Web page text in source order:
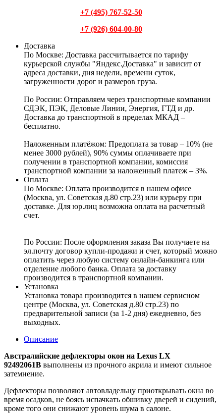
+7 (495) 767-52-50
+7 (926) 604-00-80
Доставка
По Москве: Доставка рассчитывается по тарифу
курьерской службы "Яндекс.Доставка" и зависит от
адреса доставки, дня недели, времени суток,
загруженности дорог и размеров груза.
По России: Отправляем через транспортные компании
СДЭК, ПЭК, Деловые Линии, Энергия, ГТД и др.
Доставка до транспортной в пределах МКАД –
бесплатно.
Наложенным платёжом: Предоплата за товар – 10% (не
менее 3000 рублей), 90% суммы оплачиваете при
получении в транспортной компании, комиссия
транспортной компании за наложенный платеж – 3%.
Оплата
По Москве: Оплата производится в нашем офисе
(Москва, ул. Советская д.80 стр.23) или курьеру при
доставке. Для юр.лиц возможна оплата на расчетный
счет.
По России: После оформления заказа Вы получаете на
эл.почту договор купли-продажи и счет, который можно
оплатить через любую систему онлайн-банкинга или
отделение любого банка. Оплата за доставку
производится в транспортной компании.
Установка
Установка товара производится в нашем сервисном
центре (Москва, ул. Советская д.80 стр.23) по
предварительной записи (за 1-2 дня) ежедневно, без
выходных.
Описание
Австралийские дефлекторы окон на Lexus LX
92492061B выполнены из прочного акрила и имеют сильное
затемнение.
Дефлекторы позволяют автовладельцу приоткрывать окна во
время осадков, не боясь испачкать обшивку дверей и сидений,
кроме того они снижают уровень шума в салоне.